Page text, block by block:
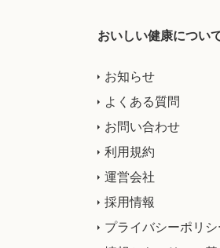
おいしい健康につい
お知らせ
よくある質問
お問い合わせ
利用規約
運営会社
採用情報
プライバシーポリシ